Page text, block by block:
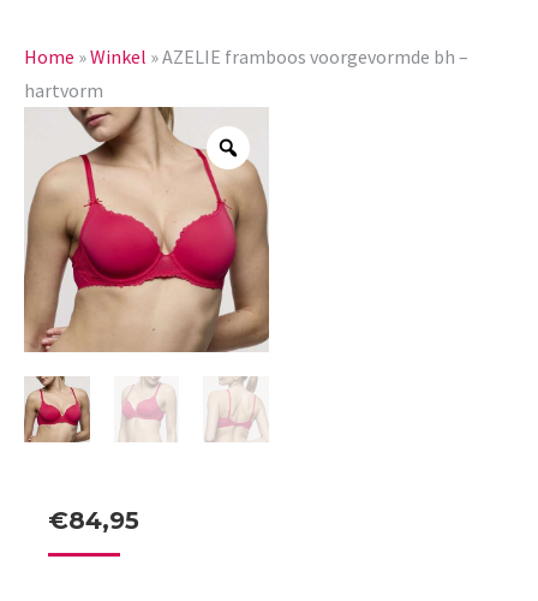
Home »Winkel »AZELIE framboos voorgevormde bh –
hartvorm
€84,95